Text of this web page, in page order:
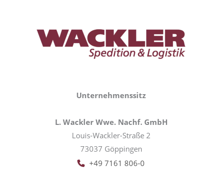
Unternehmenssitz
L. Wackler Wwe. Nachf. GmbH
Louis-Wackler-Straße 2
73037 Göppingen
+49 7161 806-0